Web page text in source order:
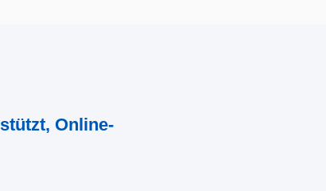
Online-